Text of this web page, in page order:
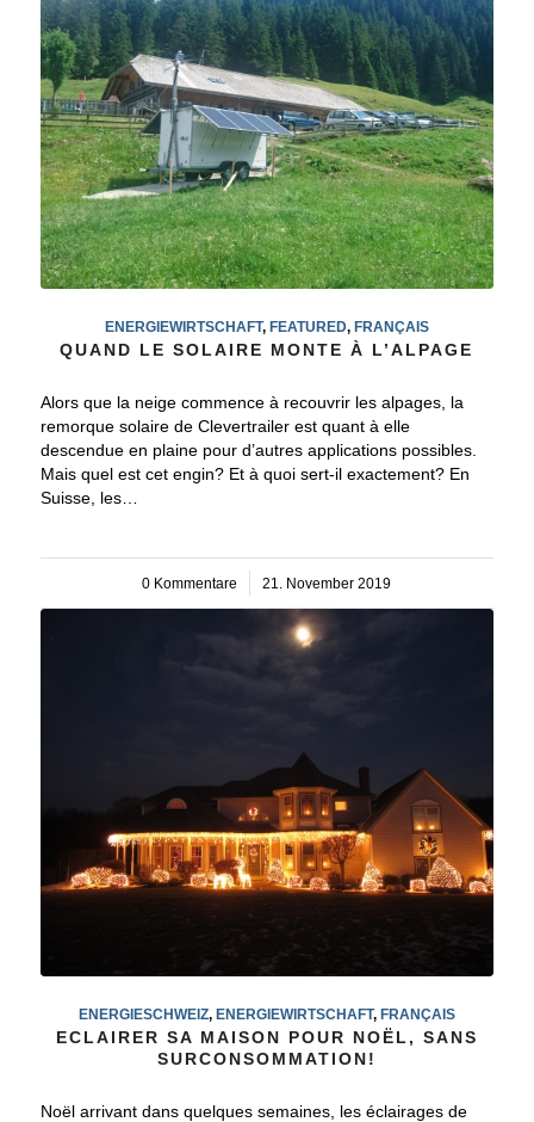
ENERGIEWIRTSCHAFT, FEATURED, FRANÇAIS
QUAND LE SOLAIRE MONTE À L’ALPAGE
Alors que la neige commence à recouvrir les alpages, la
remorque solaire de Clevertrailer est quant à elle
descendue en plaine pour d’autres applications possibles.
Mais quel est cet engin? Et à quoi sert-il exactement? En
Suisse, les…
0 Kommentare
/ 21. November 2019
ENERGIESCHWEIZ, ENERGIEWIRTSCHAFT, FRANÇAIS
ECLAIRER SA MAISON POUR NOËL, SANS
SURCONSOMMATION!
Noël arrivant dans quelques semaines, les éclairages de